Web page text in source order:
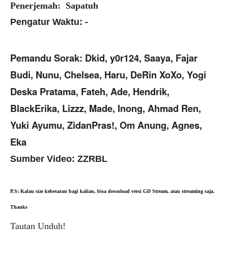
Penerjemah: Sapatuh
Pengatur Waktu: -
Pemandu Sorak: Dkid, y0r124, Saaya, Fajar
Budi, Nunu, Chelsea, Haru, DeRin XoXo, Yogi
Deska Pratama, Fateh, Ade, Hendrik,
BlackErika, Lizzz, Made, Inong, Ahmad Ren,
Yuki Ayumu, ZidanPras!, Om Anung, Agnes,
Eka
Sumber Video: ZZRBL
P.S: Kalau size kebesaran bagi kalian, bisa download versi GD Stream, atau streaming saja.
Thanks
Tautan Unduh!